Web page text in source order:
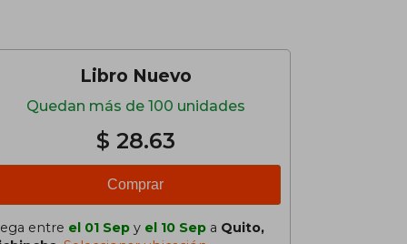
Libro Nuevo
Quedan más de 100 unidades
$ 28.63
Comprar
entre el 01 Sep y el 10 Sep a Quito,